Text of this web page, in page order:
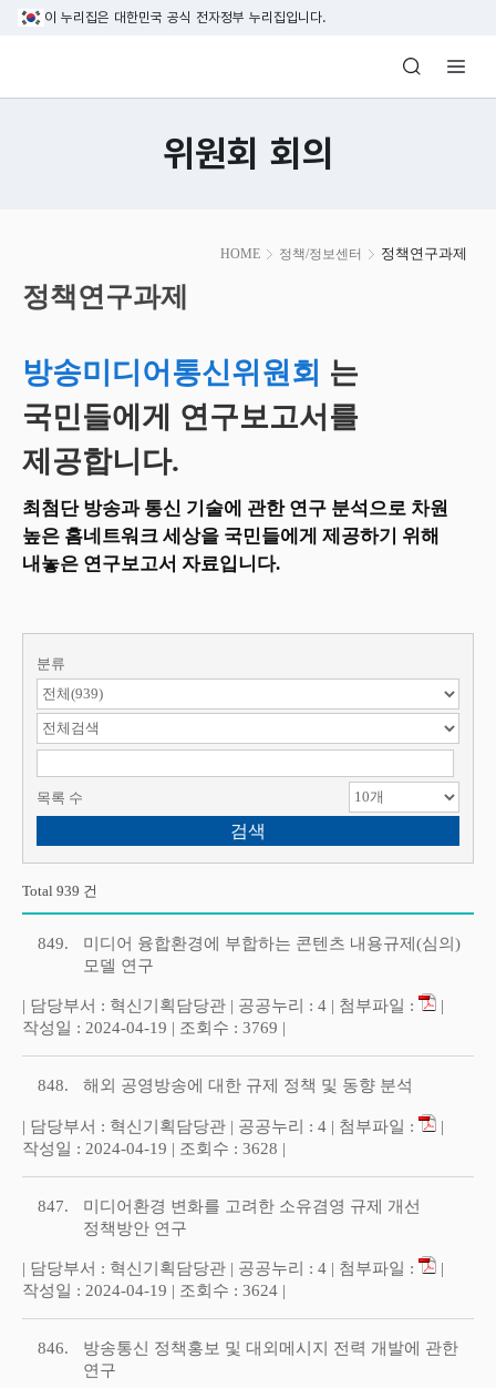
본문 바로가기
이 누리집은 대한민국 공식 전자정부 누리집입니다.
방송미디어통신위원회 Korea Media
위원회 회의
HOME 정책/정보센터 정책연구과제
시
작
정책연구과제
방송미디어통신위원회 는
국민들에게 연구보고서를
제공합니다.
최첨단 방송과 통신 기술에 관한 연구 분석으로 차원
높은 홈네트워크 세상을 국민들에게 제공하기 위해
내놓은 연구보고서 자료입니다.
분류
검색 항목 선택
목록 수
Total 939 건
849.
미디어 융합환경에 부합하는 콘텐츠 내용규제(심의)
모델 연구
| 담당부서 : 혁신기획담당관 | 공공누리 : 4 | 첨부파일 :
|
작성일 : 2024-04-19 | 조회수 : 3769 |
848. 해외 공영방송에 대한 규제 정책 및 동향 분석
| 담당부서 : 혁신기획담당관 | 공공누리 : 4 | 첨부파일 :
|
작성일 : 2024-04-19 | 조회수 : 3628 |
847.
미디어환경 변화를 고려한 소유겸영 규제 개선
정책방안 연구
| 담당부서 : 혁신기획담당관 | 공공누리 : 4 | 첨부파일 :
|
작성일 : 2024-04-19 | 조회수 : 3624 |
846.
방송통신 정책홍보 및 대외메시지 전력 개발에 관한
연구